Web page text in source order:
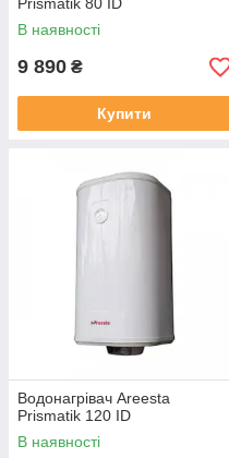
В наявності
9 890 ₴
Купити
Водонагрівач Areesta
Prismatik 120 ID
В наявності